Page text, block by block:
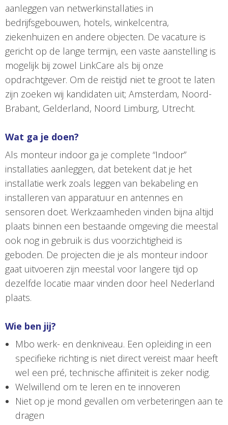
aanleggen van netwerkinstallaties in
bedrijfsgebouwen, hotels, winkelcentra,
ziekenhuizen en andere objecten. De vacature is
gericht op de lange termijn, een vaste aanstelling is
mogelijk bij zowel LinkCare als bij onze
opdrachtgever. Om de reistijd niet te groot te laten
zijn zoeken wij kandidaten uit; Amsterdam, Noord-
Brabant, Gelderland, Noord Limburg, Utrecht.
Wat ga je doen?
Als monteur indoor ga je complete “Indoor”
installaties aanleggen, dat betekent dat je het
installatie werk zoals leggen van bekabeling en
installeren van apparatuur en antennes en
sensoren doet. Werkzaamheden vinden bijna altijd
plaats binnen een bestaande omgeving die meestal
ook nog in gebruik is dus voorzichtigheid is
geboden. De projecten die je als monteur indoor
gaat uitvoeren zijn meestal voor langere tijd op
dezelfde locatie maar vinden door heel Nederland
plaats.
Wie ben jij?
Mbo werk- en denkniveau. Een opleiding in een
specifieke richting is niet direct vereist maar heeft
wel een pré, technische affiniteit is zeker nodig.
Welwillend om te leren en te innoveren
Niet op je mond gevallen om verbeteringen aan te
dragen